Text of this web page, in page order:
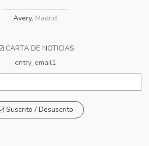
Avery, Madrid
CARTA DE NOTICIAS
entry_email1
Suscrito / Desuscrito